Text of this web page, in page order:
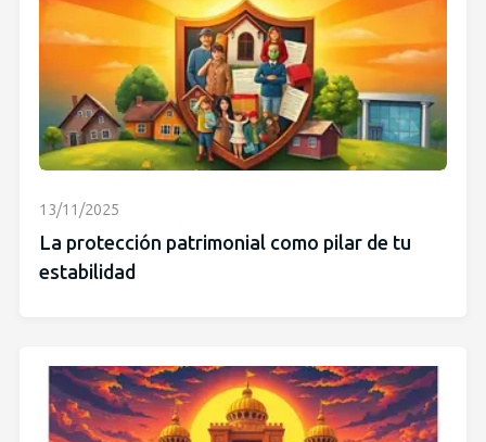
13/11/2025
La protección patrimonial como pilar de tu
estabilidad